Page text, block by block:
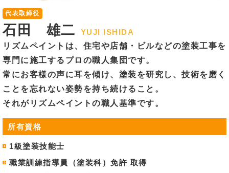
代表取締役
石田 雄二
YUJI ISHIDA
リズムペイントは、住宅や店舗・ビルなどの塗装工事を
専門に施工するプロの職人集団です。
常にお客様の声に耳を傾け、塗装を研究し、技術を磨く
ことを忘れない姿勢を持ち続けること。
それがリズムペイントの職人基準です。
所有資格
1級塗装技能士
職業訓練指導員（塗装科）免許 取得